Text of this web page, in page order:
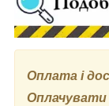
Оплата і